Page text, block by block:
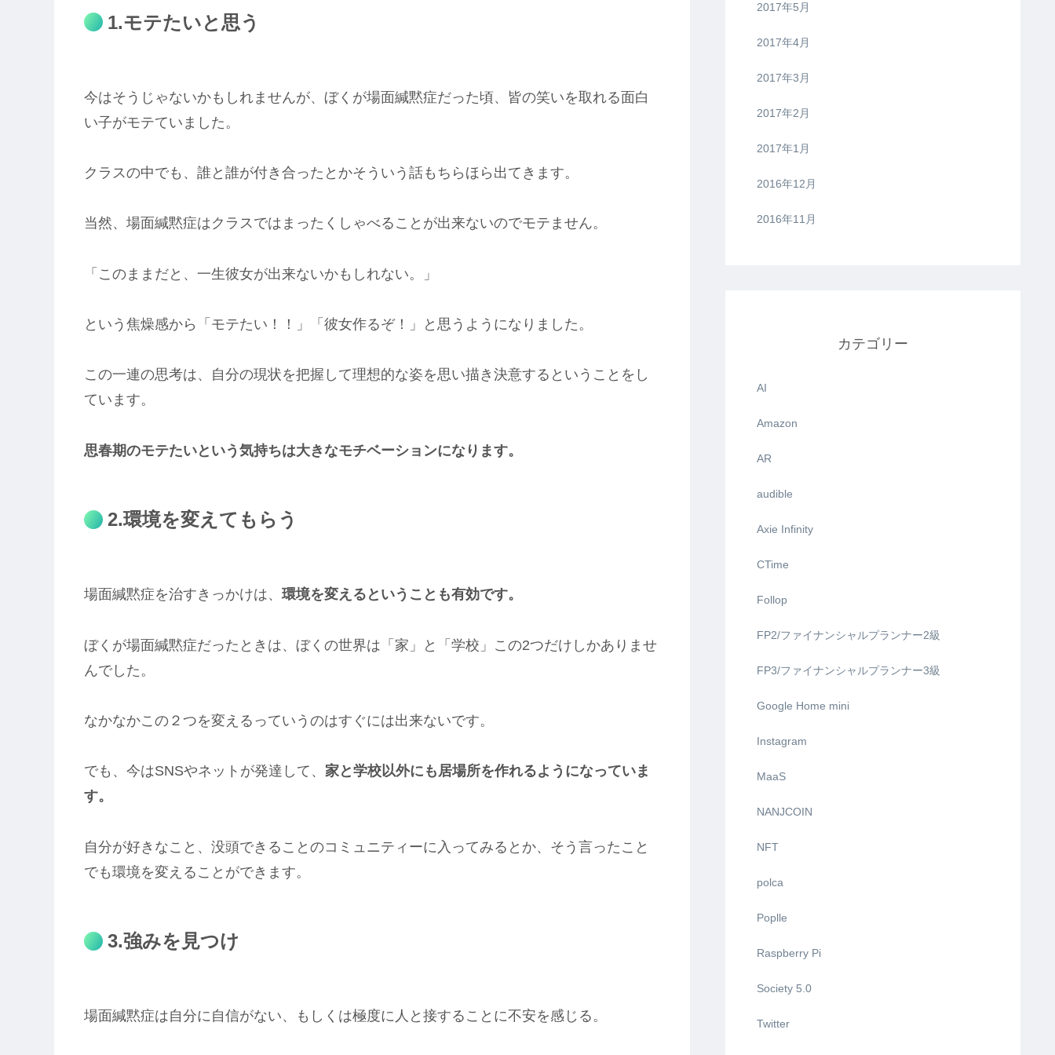
1.モテたいと思う
今はそうじゃないかもしれませんが、ぼくが場面緘黙症だった頃、皆の笑いを取れる面白
い子がモテていました。
クラスの中でも、誰と誰が付き合ったとかそういう話もちらほら出てきます。
当然、場面緘黙症はクラスではまったくしゃべることが出来ないのでモテません。
「このままだと、一生彼女が出来ないかもしれない。」
という焦燥感から「モテたい！！」「彼女作るぞ！」と思うようになりました。
この一連の思考は、自分の現状を把握して理想的な姿を思い描き決意するということをし
ています。
思春期のモテたいという気持ちは大きなモチベーションになります。
2.環境を変えてもらう
場面緘黙症を治すきっかけは、 環境を変えるということも有効です。
ぼくが場面緘黙症だったときは、ぼくの世界は「家」と「学校」この2つだけしかありませ
んでした。
なかなかこの２つを変えるっていうのはすぐには出来ないです。
でも、今はSNSやネットが発達して、 家と学校以外にも居場所を作れるようになっていま
す。
自分が好きなこと、没頭できることのコミュニティーに入ってみるとか、そう言ったこと
でも環境を変えることができます。
3.強みを見つけ
場面緘黙症は自分に自信がない、もしくは極度に人と接することに不安を感じる。
2017年5月
2017年4月
2017年3月
2017年2月
2017年1月
2016年12月
2016年11月
カテゴリー
AI
Amazon
AR
audible
Axie Infinity
CTime
Follop
FP2/ファイナンシャルプランナー2級
FP3/ファイナンシャルプランナー3級
Google Home mini
Instagram
MaaS
NANJCOIN
NFT
polca
Poplle
Raspberry Pi
Society 5.0
Twitter